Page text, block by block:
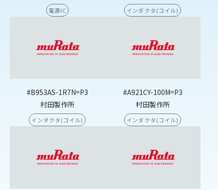
電源IC インダクタ(コイル)
#B953AS-1R7N=P3
村田製作所
インダクタ(コイル)
#A921CY-100M=P3
村田製作所
インダクタ(コイル)